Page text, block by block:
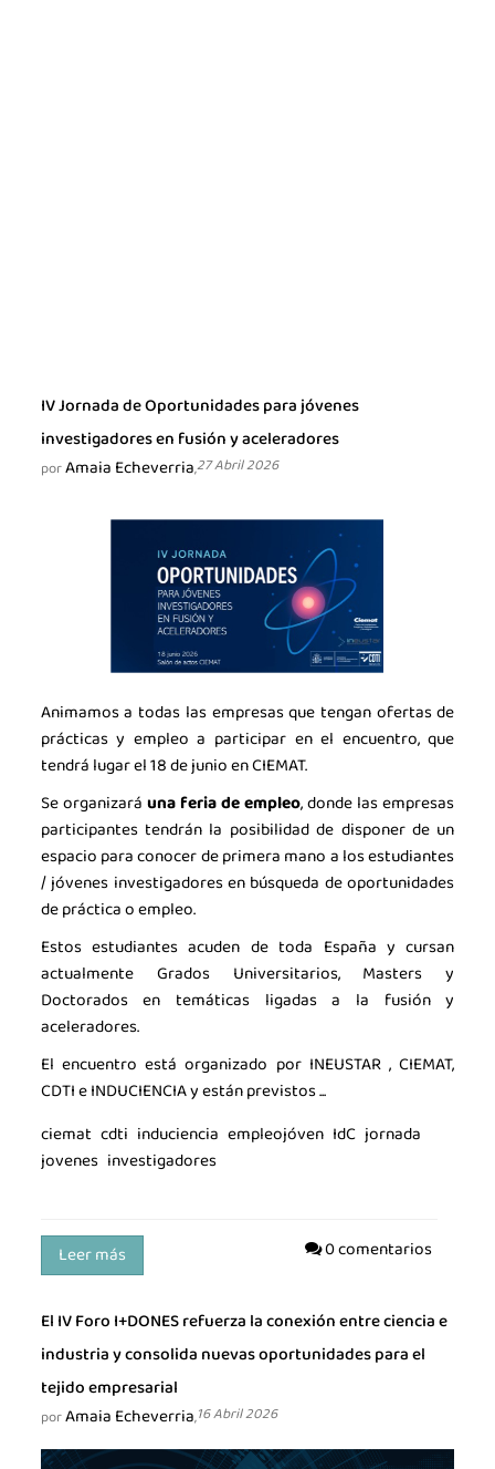
IV Jornada de Oportunidades para jóvenes
investigadores en fusión y aceleradores
porAmaia Echeverria,27 Abril 2026
Animamos a todas las empresas que tengan ofertas de
prácticas y empleo a participar en el encuentro, que
tendrá lugar el 18 de junio en CIEMAT.
Se organizaráuna feria de empleo, donde las empresas
participantes tendrán la posibilidad de disponer de un
espacio para conocer de primera mano a los estudiantes
/ jóvenes investigadores en búsqueda de oportunidades
de práctica o empleo.
Estos estudiantes acuden de toda España y cursan
actualmente Grados Universitarios, Masters y
Doctorados en temáticas ligadas a la fusión y
aceleradores.
El encuentro está organizado por INEUSTAR , CIEMAT,
CDTI e INDUCIENCIA y están previstos ...
ciemat cdti induciencia empleojóven IdC jornada
jovenes investigadores
0 comentarios
Leer más
El IV Foro I+DONES refuerza la conexión entre ciencia e
industria y consolida nuevas oportunidades para el
tejido empresarial
porAmaia Echeverria,16 Abril 2026